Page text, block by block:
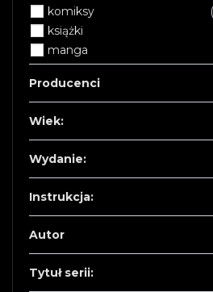
komiksy
książki
manga
Producenci
Wiek:
Wydanie:
Instrukcja:
Autor
Tytuł serii: